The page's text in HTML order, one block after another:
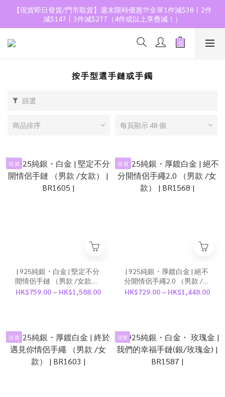
【現貨即日發貨/門市取貨】週末限時優惠🎊全單1件減$38丨2件
減$147丨3件減$277（4件或以上享疊減！）
按手型選手鏈或手鐲
篩選
商品排序 每頁顯示 48 個
現 貨
| 925純銀・白金 | 堅定不分
開情侶手鏈 （男款 /女款） |
BR1605 |
HK$759.00 ~ HK$1,588.00
現 貨
| 925純銀・厚鍍白金 | 絕不
分開情侶手繩2.0 （男款 /女
款） | BR1568 |
HK$729.00 ~ HK$1,448.00
現 貨 現貨